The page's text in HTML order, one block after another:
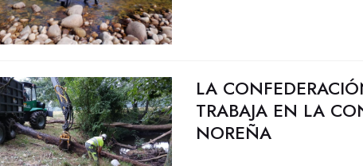
LA
TRABAJA EN LA
NOREÑA